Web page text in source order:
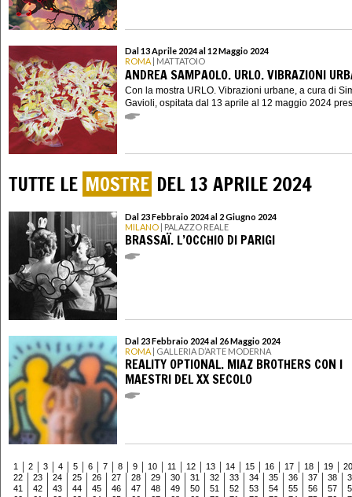
Dal 13 Aprile 2024 al 12 Maggio 2024
ROMA | MATTATOIO
ANDREA SAMPAOLO. URLO. VIBRAZIONI
Con la mostra URLO. Vibrazioni urbane, a cura di
Gavioli, ospitata dal 13 aprile al 12 maggio 2024
TUTTE LE MOSTRE DEL 13 APRILE 2024
Dal 23 Febbraio 2024 al 2 Giugno 2024
MILANO | PALAZZO REALE
BRASSAÏ. L’OCCHIO DI PARIGI
Dal 23 Febbraio 2024 al 26 Maggio 2024
ROMA | GALLERIA D’ARTE MODERNA
REALITY OPTIONAL. MIAZ BROTHERS CON I
MAESTRI DEL XX SECOLO
1 2 3 4 5 6 7 8 9 10 11 12 13 14 15 16 17 18 19
20
22
23 24 25 26 27 28 29 30 31 32 33 34 35 36 37 38
41
42 43 44 45 46 47 48 49 50 51 52 53 54 55 56 57